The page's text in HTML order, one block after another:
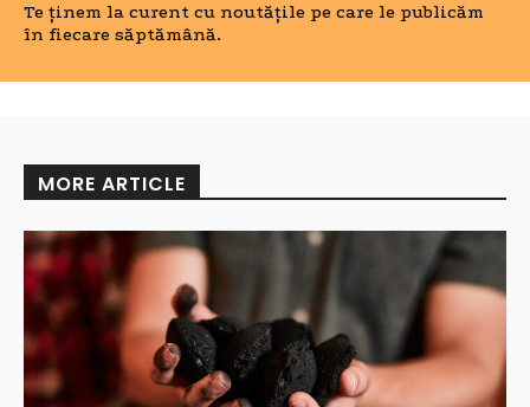
Te ținem la curent cu noutățile pe care le publicăm
în fiecare săptămână.
MORE ARTICLE